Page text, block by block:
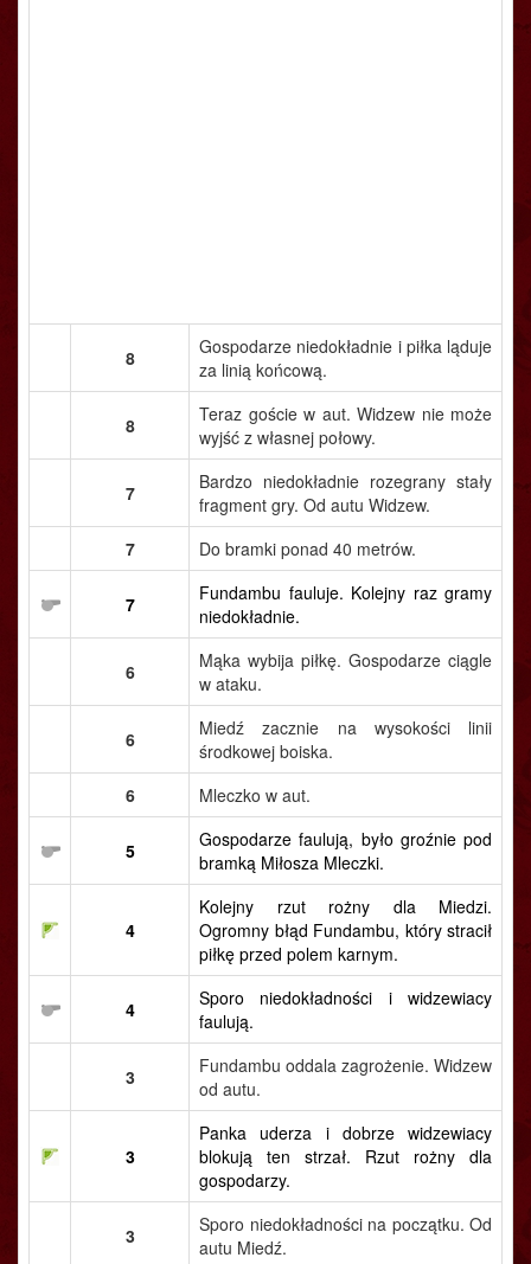
8
Gospodarze niedokładnie i piłka ląduje
za linią końcową.
8
Teraz goście w aut. Widzew nie może
wyjść z własnej połowy.
7
Bardzo niedokładnie rozegrany stały
fragment gry. Od autu Widzew.
7
Do bramki ponad 40 metrów.
7
Fundambu fauluje. Kolejny raz gramy
niedokładnie.
6
Mąka wybija piłkę. Gospodarze ciągle
w ataku.
6
Miedź zacznie na wysokości linii
środkowej boiska.
6
Mleczko w aut.
5
Gospodarze faulują, było groźnie pod
bramką Miłosza Mleczki.
4
Kolejny rzut rożny dla Miedzi.
Ogromny błąd Fundambu, który stracił
piłkę przed polem karnym.
4
Sporo niedokładności i widzewiacy
faulują.
3
Fundambu oddala zagrożenie. Widzew
od autu.
3
Panka uderza i dobrze widzewiacy
blokują ten strzał. Rzut rożny dla
gospodarzy.
3
Sporo niedokładności na początku. Od
autu Miedź.